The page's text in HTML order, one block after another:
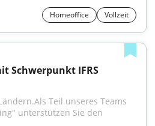
Homeoffice Vollzeit
Schwerpunkt IFRS
Teil unseres Teams
unterstützen Sie den